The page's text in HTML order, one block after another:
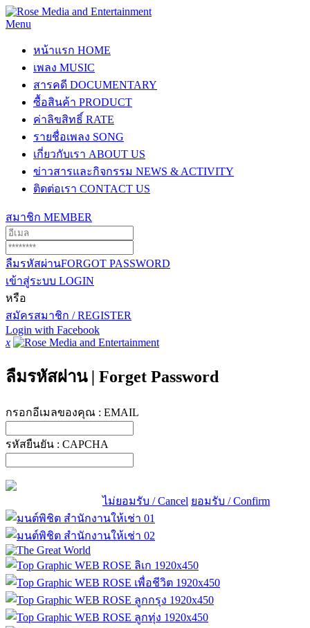
Menu
หน้าแรก HOME
เพลง MUSIC
สารคดี DOCUMENTARY
ซื้อสินค้า PRODUCT
ค่าลิขสิทธิ์ RATE
รายชื่อเพลง SONG
เกี่ยวกับเรา ABOUT US
ข่าวสารและกิจกรรม NEWS & ACTIVITY
ติดต่อเรา CONTACT US
สมาชิก MEMBER
ลืมรหัสผ่านFORGOT PASSWORD
เข้าสู่ระบบ LOGIN
หรือ
สมัครสมาชิก / REGISTER
Login with Facebook
x
ลืมรหัสผ่าน | Forget Password
กรอกอีเมลของคุณ : EMAIL
รหัสยืนยัน : CAPCHA
ไม่ยอมรับ / Cancel ยอมรับ / Confirm